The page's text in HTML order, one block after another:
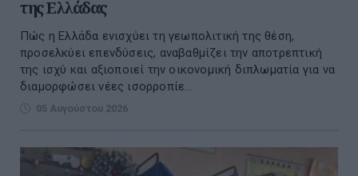
της Ελλάδας
Πώς η Ελλάδα ενισχύει τη γεωπολιτική της θέση,
προσελκύει επενδύσεις, αναβαθμίζει την αποτρεπτική
της ισχύ και αξιοποιεί την οικονομική διπλωματία για να
διαμορφώσει νέες ισορροπίε...
05 Αυγούστου 2026